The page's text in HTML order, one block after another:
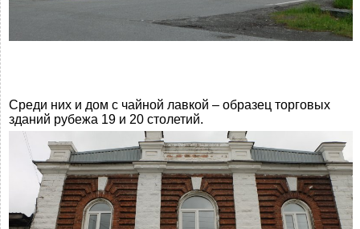
Среди них и дом с чайной лавкой – образец торговых
зданий рубежа 19 и 20 столетий.